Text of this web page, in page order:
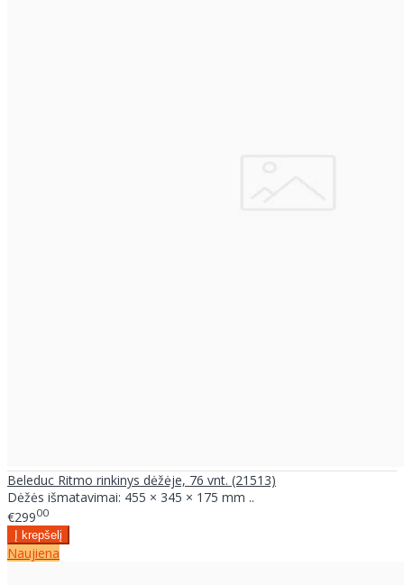
Beleduc Ritmo rinkinys dėžėje, 76 vnt. (21513)
Dėžės išmatavimai: 455 × 345 × 175 mm ..
€29900
Naujiena